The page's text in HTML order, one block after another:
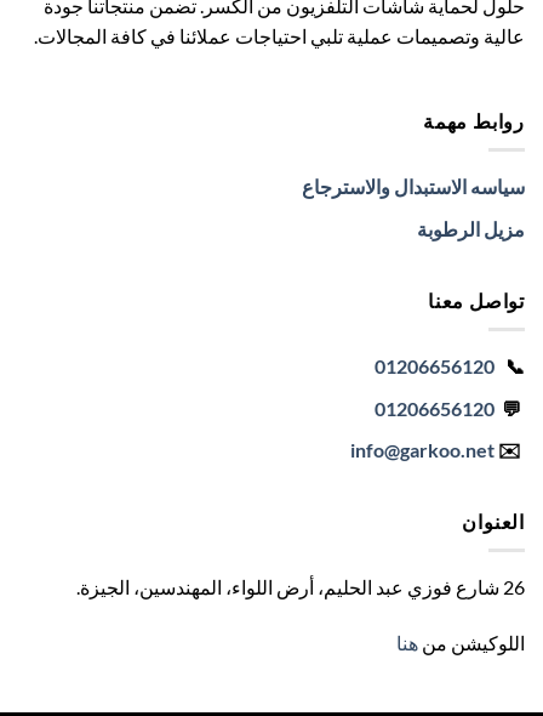
المنتج
حلول لحماية شاشات التلفزيون من الكسر. تضمن منتجاتنا جودة
عالية وتصميمات عملية تلبي احتياجات عملائنا في كافة المجالات.
روابط مهمة
سياسه الاستبدال والاسترجاع
مزيل الرطوبة
تواصل معنا
📞
01206656120
💬
01206656120
✉️
info@garkoo.net
العنوان
26 شارع فوزي عبد الحليم، أرض اللواء، المهندسين، الجيزة .
اللوكيشن من هنا